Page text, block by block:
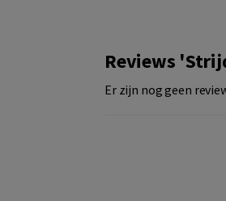
Reviews
Er zijn nog geen